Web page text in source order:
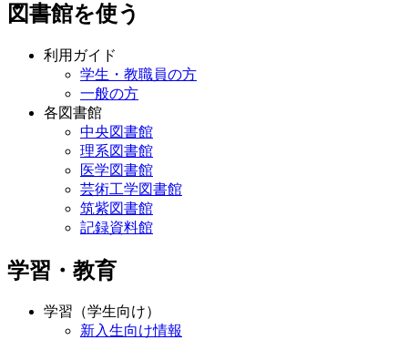
図書館を使う
利用ガイド
学生・教職員の方
一般の方
各図書館
中央図書館
理系図書館
医学図書館
芸術工学図書館
筑紫図書館
記録資料館
学習・教育
学習（学生向け）
新入生向け情報